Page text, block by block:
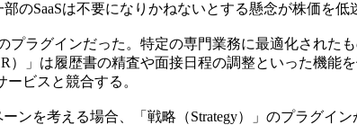
SaaSは不要になりかねないとする懸念が株価を低
ラグインだった。特定の専門業務に最適化された
」は履歴書の精査や面接日程の調整といった機能
ビスと競合する。
を考える場合、「戦略（Strategy）」のプラグイ